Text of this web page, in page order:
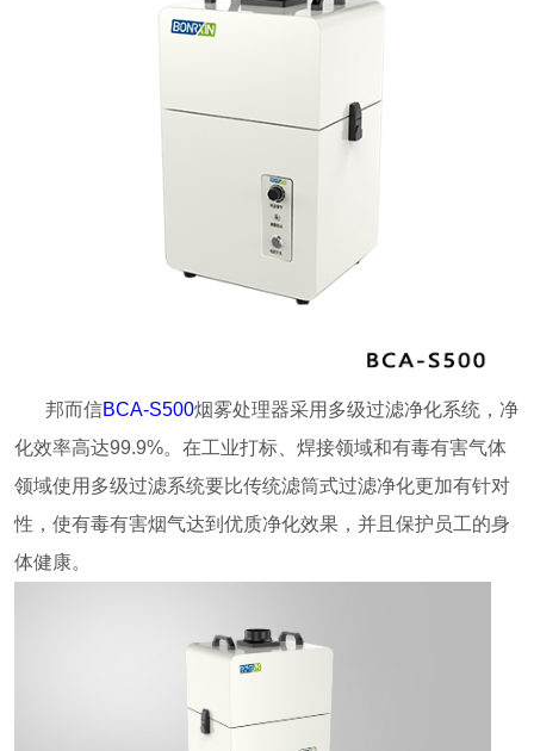
邦而信BCA-S500烟雾处理器采用多级过滤净化系统，净
化效率高达99.9%。在工业打标、焊接领域和有毒有害气体
领域使用多级过滤系统要比传统滤筒式过滤净化更加有针对
性，使有毒有害烟气达到优质净化效果，并且保护员工的身
体健康。